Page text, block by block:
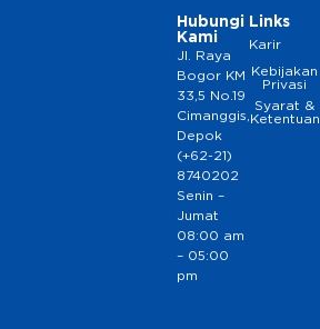
Hubungi
Kami
Jl. Raya
Bogor KM
33,5 No.19
Cimanggis,
Depok
(+62-21)
8740202
Senin –
Jumat
08:00 am
– 05:00
pm
Links
Karir
Kebijakan
Privasi
Syarat &
Ketentuan